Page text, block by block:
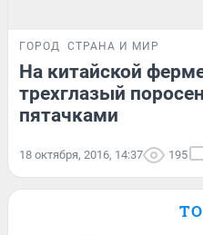
ГОРОД СТРАНА И МИР
На китайской
трехглазый
пятачками
18 октября, 2016, 14:37 195